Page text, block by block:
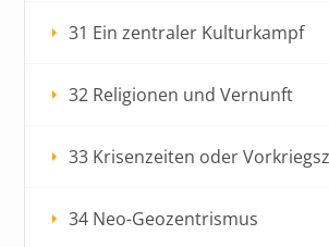
31 Ein zentraler Kulturkampf
32 Religionen und Vernunft
33 Krisenzeiten oder
34 Neo-Geozentrismus